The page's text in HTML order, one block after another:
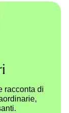
racconta di